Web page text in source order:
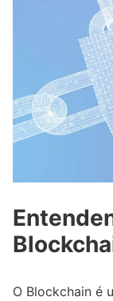
O Blockchain é